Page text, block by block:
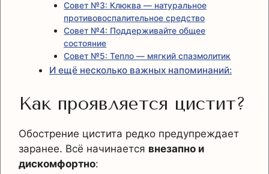
Совет №3: Клюква — натуральное
противовоспалительное средство
Совет №4: Поддерживайте общее
состояние
Совет №5: Тепло — мягкий спазмолитик
И ещё несколько важных напоминаний:
Как проявляется цистит?
Обострение цистита редко предупреждает
заранее. Всё начинается внезапно и
дискомфортно: